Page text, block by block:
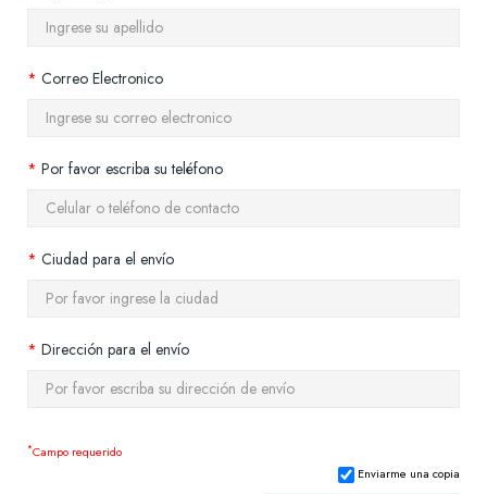
Correo Electronico
Por favor escriba su teléfono
Ciudad para el envío
Dirección para el envío
*Campo requerido
Enviarme una copia